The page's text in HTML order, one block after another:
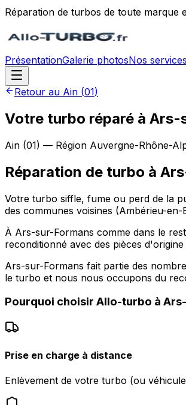
Réparation de turbos de toute marque
PrésentationGalerie photosNos services
Retour au Ain (01)
Votre turbo réparé à
Ain (01) — Région Auvergne-Rhône-
Réparation de turbo à
Votre turbo siffle, fume ou perd de la
des communes voisines (Ambérieu-
À Ars-sur-Formans comme dans le
reconditionné avec des pièces
Ars-sur-Formans fait partie des
le turbo et nous nous occupons du
Pourquoi choisir Allo-turbo à
Prise en charge à distance
Enlèvement de votre turbo (ou